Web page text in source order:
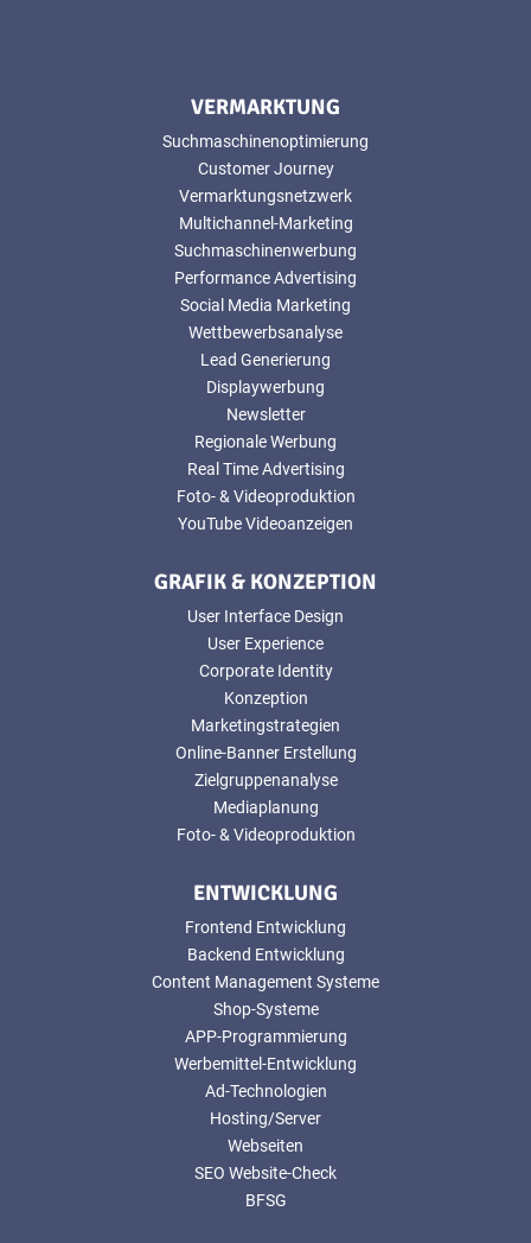
VERMARKTUNG
Suchmaschinenoptimierung
Customer Journey
Vermarktungsnetzwerk
Multichannel-Marketing
Suchmaschinenwerbung
Performance Advertising
Social Media Marketing
Wettbewerbsanalyse
Lead Generierung
Displaywerbung
Newsletter
Regionale Werbung
Real Time Advertising
Foto- & Videoproduktion
YouTube Videoanzeigen
GRAFIK & KONZEPTION
User Interface Design
User Experience
Corporate Identity
Konzeption
Marketingstrategien
Online-Banner Erstellung
Zielgruppenanalyse
Mediaplanung
Foto- & Videoproduktion
ENTWICKLUNG
Frontend Entwicklung
Backend Entwicklung
Content Management Systeme
Shop-Systeme
APP-Programmierung
Werbemittel-Entwicklung
Ad-Technologien
Hosting/Server
Webseiten
SEO Website-Check
BFSG